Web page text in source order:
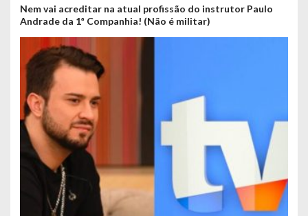
Nem vai acreditar na atual profissão do instrutor Paulo
Andrade da 1ª Companhia! (Não é militar)